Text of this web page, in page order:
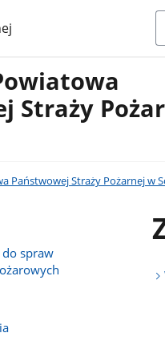
Straży
Państwowej Straży Pożarnej w
do spraw